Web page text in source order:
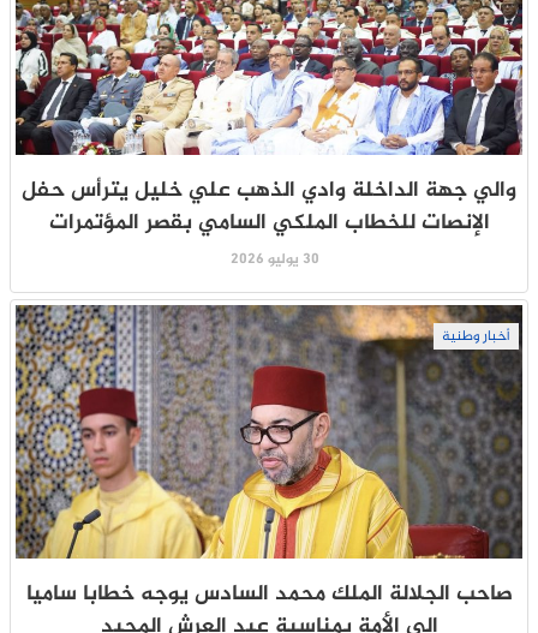
والي جهة الداخلة وادي الذهب علي خليل يترأس حفل
الإنصات للخطاب الملكي السامي بقصر المؤتمرات
30 يوليو 2026
أخبار وطنية
صاحب الجلالة الملك محمد السادس يوجه خطابا ساميا